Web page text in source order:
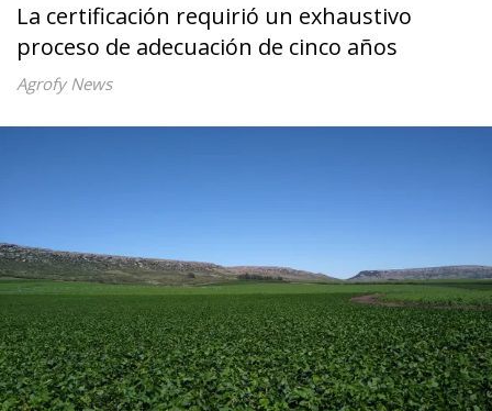
La certificación requirió un exhaustivo
proceso de adecuación de cinco años
Agrofy News